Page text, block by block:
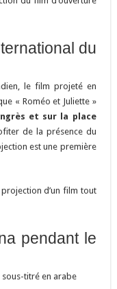
du
le film projeté en
« Roméo et Juliette »
et sur la place
de la présence du
est une première
d’un film tout
pendant le
sous-titré en arabe